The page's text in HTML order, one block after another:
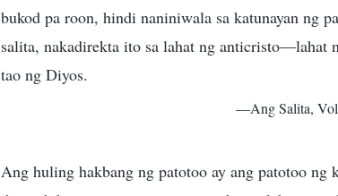
bukod pa roon, hindi naniniwala sa katunayan ng
salita, nakadirekta ito sa lahat ng anticristo—lahat
tao ng Diyos.
—Ang Salita, Vol.
Ang huling hakbang ng patotoo ay ang patotoo